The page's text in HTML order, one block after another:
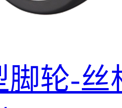
脚轮-丝